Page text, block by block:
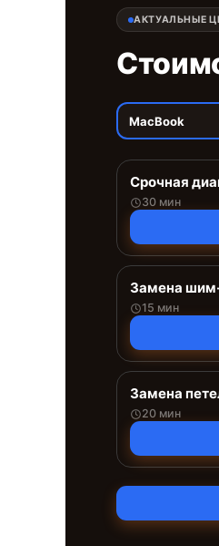
АКТУАЛЬНЫЕ
MacBook
Срочная
30 мин
Замена
15 мин
Замена
20 мин